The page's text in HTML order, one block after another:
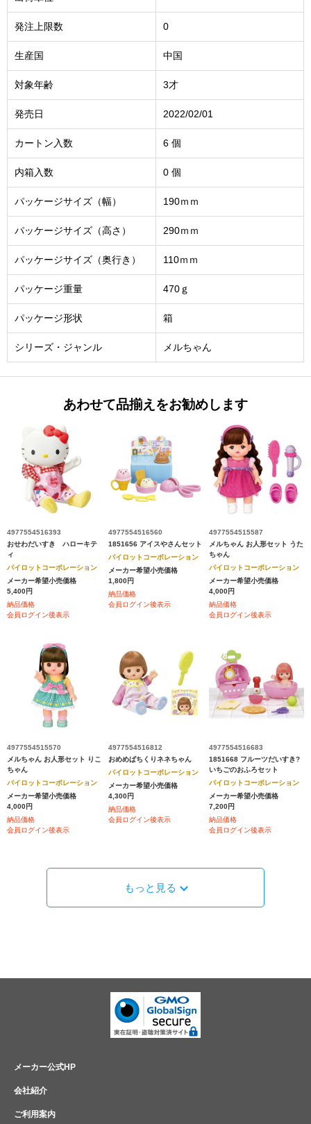
発注上限数 0
生産国 中国
対象年齢 3才
発売日 2022/02/01
カートン入数 6 個
内箱入数 0 個
パッケージサイズ（幅） 190ｍｍ
パッケージサイズ（高さ） 290ｍｍ
パッケージサイズ（奥行き） 110ｍｍ
パッケージ重量 470ｇ
パッケージ形状 箱
シリーズ・ジャンル メルちゃん
あわせて品揃えをお勧めします
4977554516393
おせわだいすき ハローキテ
ィ
パイロットコーポレーション
メーカー希望小売価格
5,400円
納品価格
会員ログイン後表示
4977554516560
1851656 アイスやさんセット
パイロットコーポレーション
メーカー希望小売価格
1,800円
納品価格
会員ログイン後表示
4977554515587
メルちゃん お人形セット うた
ちゃん
パイロットコーポレーション
メーカー希望小売価格
4,000円
納品価格
会員ログイン後表示
4977554515570
メルちゃん お人形セット りこ
ちゃん
パイロットコーポレーション
メーカー希望小売価格
4,000円
納品価格
会員ログイン後表示
4977554516812
おめめぱちくりネネちゃん
パイロットコーポレーション
メーカー希望小売価格
4,300円
納品価格
会員ログイン後表示
4977554516683
1851668 フルーツだいすき?
いちごのおふろセット
パイロットコーポレーション
メーカー希望小売価格
7,200円
納品価格
会員ログイン後表示
もっと見る
メーカー公式HP
会社紹介
ご利用案内